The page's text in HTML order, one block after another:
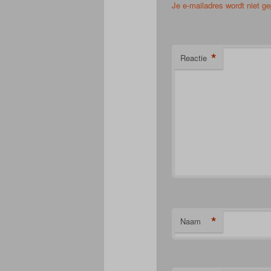
Je e-mailadres wordt niet
Reactie *
Naam *